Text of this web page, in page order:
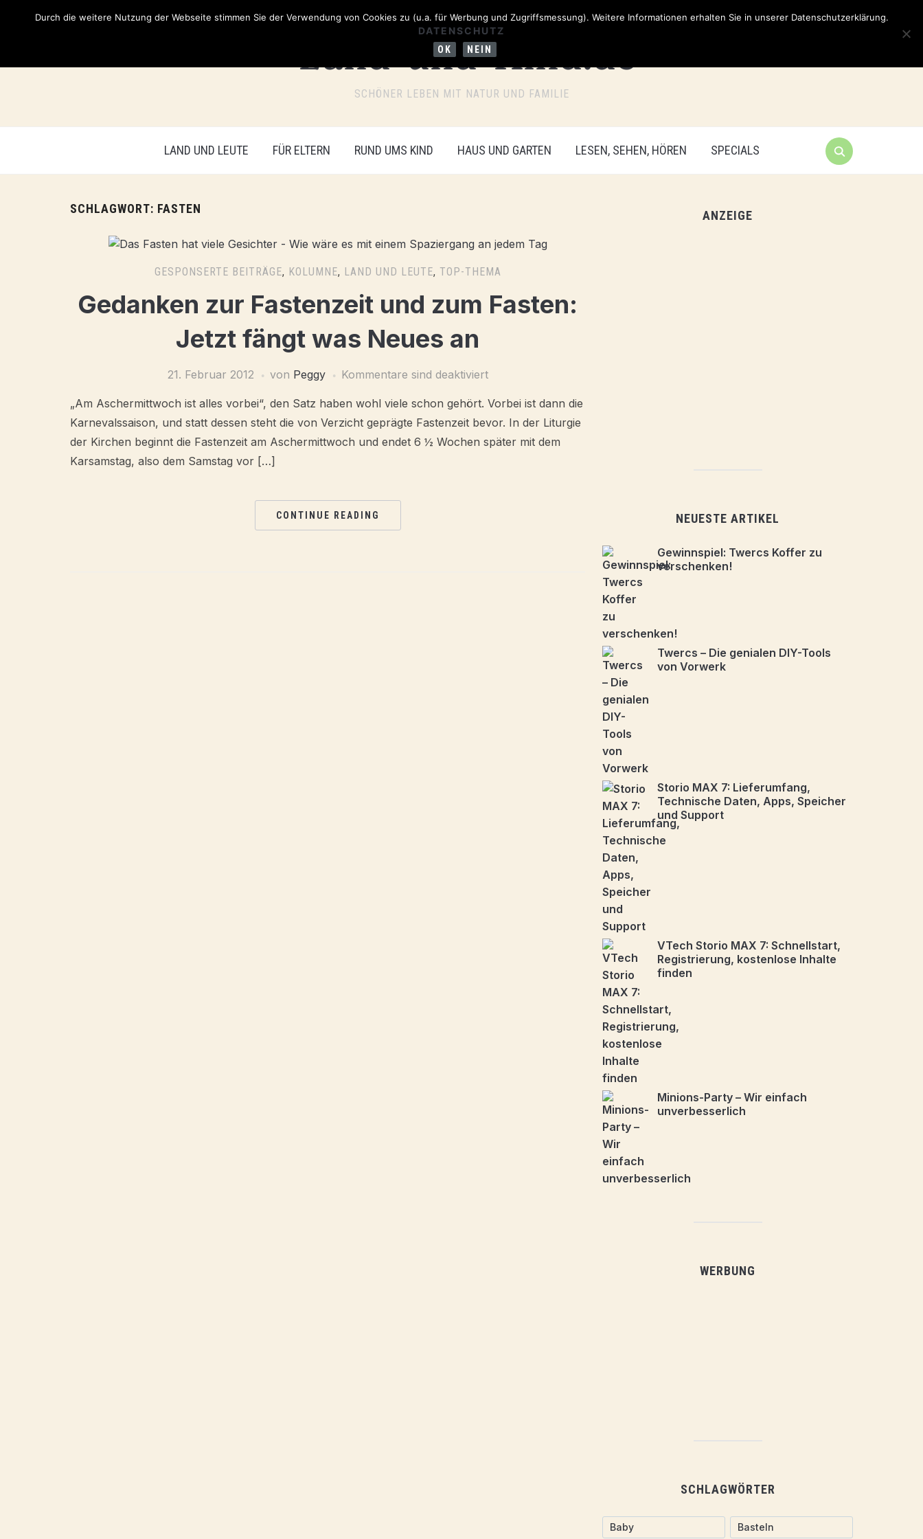
SCHÖNER LEBEN MIT NATUR UND FAMILIE
LAND UND LEUTE FÜR ELTERN RUND UMS KIND HAUS UND GARTEN LESEN, SEHEN, HÖREN SPECIALS
SCHLAGWORT: FASTEN
GESPONSERTE BEITRÄGE, KOLUMNE, LAND UND LEUTE, TOP-THEMA
Gedanken zur Fastenzeit und zum Fasten:
Jetzt fängt was Neues an
21. Februar 2012 von Peggy Kommentare sind deaktiviert
„Am Aschermittwoch ist alles vorbei“, den Satz haben wohl viele schon gehört. Vorbei ist dann die
Karnevalssaison, und statt dessen steht die von Verzicht geprägte Fastenzeit bevor. In der Liturgie
der Kirchen beginnt die Fastenzeit am Aschermittwoch und endet 6 ½ Wochen später mit dem
Karsamstag, also dem Samstag vor […]
CONTINUE READING
ANZEIGE
NEUESTE ARTIKEL
Gewinnspiel: Twercs Koffer zu
verschenken!
Twercs – Die genialen DIY-Tools
von Vorwerk
Storio MAX 7: Lieferumfang,
Technische Daten, Apps, Speicher
und Support
VTech Storio MAX 7: Schnellstart,
Registrierung, kostenlose Inhalte
finden
Minions-Party – Wir einfach
unverbesserlich
WERBUNG
SCHLAGWÖRTER
Baby Basteln
Durch die weitere Nutzung der Webseite stimmen Sie der Verwendung von Cookies zu (u.a. für Werbung und Zugriffsmessung). Weitere Informationen erhalten Sie in unserer Datenschutzerklärung.
DATENSCHUTZ
OK NEIN